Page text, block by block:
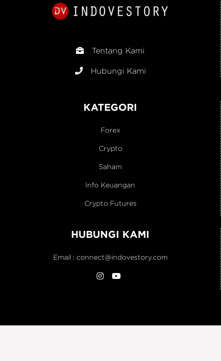
Tentang Kami
Hubungi Kami
KATEGORI
Forex
Crypto
Saham
Info Keuangan
Crypto Futures
HUBUNGI KAMI
Email : connect@indovestory.com